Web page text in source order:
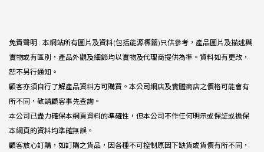
免責聲明 : 本網站所有圖片及資料(包括能源標籤)只供參考，產品圖片及描述與
實物或有區別，產品外觀及細節均以實物及代理商提供為準。資料如有更改，
恕不另行通知。
顧客亦須自行了解產品資料方可購買。本公司網店及實體商店之價格可能會有
所不同，敬請顧客事先查詢。
本公司已盡力確保本網頁資料的準確性，但本公司不作任何明示或保証或擔保
本網頁的資料均準確無誤。
顧客放心訂購，如訂購之貨品，因各種不可控制原因下缺貨或貨價有所不同，